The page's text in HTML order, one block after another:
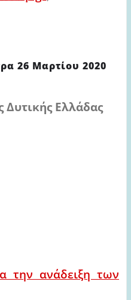
26 Μαρτίου 2020
Ελλάδας
την ανάδειξη των